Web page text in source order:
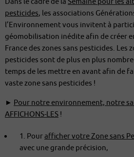
pesticides, les associations
l’Environnement vous invitent à
géomobilisation inédite afin de créer
France des zones sans pesticides. Les
pesticides sont de plus en plus
temps de les mettre en avant afin de
vaste zone sans pesticides !
► Pour notre environnement, notre
AFFICHONS-LES !
1. Pourafficher votre Zone sans
avec une grande précision,